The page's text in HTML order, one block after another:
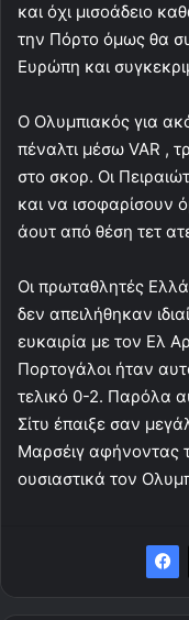
και όχι μισοάδειο
την Πόρτο όμως θα
Eυρώπη και
Ο Ολυμπιακός για
πέναλτι μέσω VAR ,
στο σκορ. Οι
και να
άουτ από θέση τετ
Οι πρωταθλητές
δεν απειλήθηκαν
ευκαιρία με τον Ελ
Πορτογάλοι ήταν
τελικό 0-2. Παρόλα
Σίτυ έπαιξε σαν
Μαρσέιγ αφήνοντας
ουσιαστικά τον